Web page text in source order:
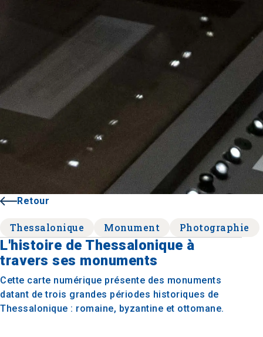
Retour
Thessalonique Monument Photographie
L'histoire de Thessalonique à
travers ses monuments
Cette carte numérique présente des monuments
datant de trois grandes périodes historiques de
Thessalonique : romaine, byzantine et ottomane.